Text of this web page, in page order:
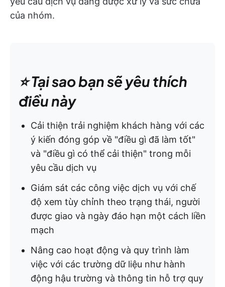
của nhóm.
⭐️ Tại sao bạn sẽ yêu thích
điều này
Cải thiện trải nghiệm khách hàng với các
ý kiến đóng góp về "điều gì đã làm tốt"
và "điều gì có thể cải thiện" trong mỗi
yêu cầu dịch vụ
Giám sát các công việc dịch vụ với chế
độ xem tùy chỉnh theo trạng thái, người
được giao và ngày đáo hạn một cách liền
mạch
Nâng cao hoạt động và quy trình làm
việc với các trường dữ liệu như hành
động hậu trường và thông tin hỗ trợ quy